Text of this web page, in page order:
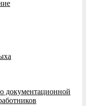
документационной